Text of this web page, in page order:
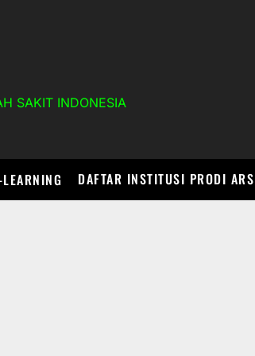
SAKIT INDONESIA
LEARNING DAFTAR INSTITUSI PRODI ARS